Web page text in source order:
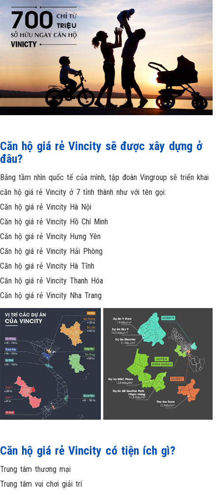
Căn hộ giá rẻ Vincity sẽ được xây dựng ở
đâu?
Bằng tầm nhìn quốc tế của mình, tập đoàn Vingroup sẽ triển khai
căn hộ giá rẻ Vincity ở 7 tỉnh thành như với tên gọi:
Căn hộ giá rẻ Vincity Hà Nội
Căn hộ giá rẻ Vincity Hồ Chí Minh
Căn hộ giá rẻ Vincity Hưng Yên
Căn hộ giá rẻ Vincity Hải Phòng
Căn hộ giá rẻ Vincity Hà Tĩnh
Căn hộ giá rẻ Vincity Thanh Hóa
Căn hộ giá rẻ Vincity Nha Trang
Căn hộ giá rẻ Vincity có tiện ích gì?
Trung tâm thương mại
Trung tâm vui chơi giải trí